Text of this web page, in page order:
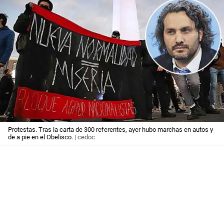
Protestas. Tras la carta de 300 referentes, ayer hubo marchas en autos y
de a pie en el Obelisco. | cedoc